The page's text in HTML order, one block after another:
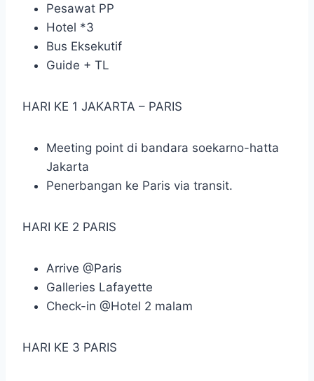
Pesawat PP
Hotel *3
Bus Eksekutif
Guide + TL
HARI KE 1 JAKARTA – PARIS
Meeting point di bandara soekarno-hatta
Jakarta
Penerbangan ke Paris via transit.
HARI KE 2 PARIS
Arrive @Paris
Galleries Lafayette
Check-in @Hotel 2 malam
HARI KE 3 PARIS